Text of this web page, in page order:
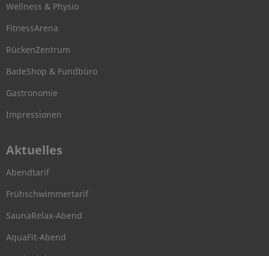
Wellness & Physio
FitnessArena
RückenZentrum
BadeShop & Fundbüro
Gastronomie
Impressionen
Aktuelles
Abendtarif
Frühschwimmertarif
SaunaRelax-Abend
AquaFit-Abend